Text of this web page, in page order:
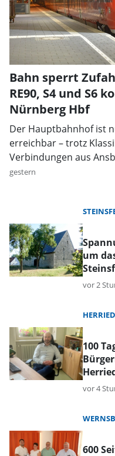
Bahn sperrt
RE90, S4 und S6
Nürnberg Hbf
Der Hauptbahnhof ist
erreichbar – trotz
Verbindungen aus
gestern
um
vor 2
100
vor 4
600